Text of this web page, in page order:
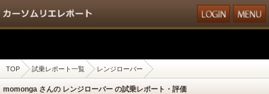
TOP 試乗レポート一覧 レンジローバー
momonga さんの レンジローバー の試乗レポート・評価